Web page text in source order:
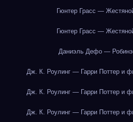
Гюнтер Грасс —
Гюнтер Грасс —
Даниэль Дефо —
Дж. К. Роулинг — Гарри Поттер и
Дж. К. Роулинг — Гарри Поттер и
Дж. К. Роулинг — Гарри Поттер и